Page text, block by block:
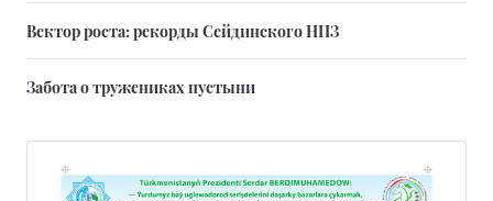
Вектор роста: рекорды Сейдинского НПЗ
Забота о тружениках пустыни